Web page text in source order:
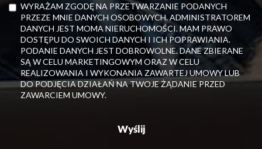
WYRAŻAM ZGODĘ NA PRZETWARZANIE PODANYCH
PRZEZE MNIE DANYCH OSOBOWYCH. ADMINISTRATOREM
DANYCH JEST MOMA NIERUCHOMOŚCI. MAM PRAWO
DOSTĘPU DO SWOICH DANYCH I ICH POPRAWIANIA.
PODANIE DANYCH JEST DOBROWOLNE. DANE ZBIERANE
SĄ W CELU MARKETINGOWYM ORAZ W CELU
REALIZOWANIA I WYKONANIA ZAWARTEJ UMOWY LUB
DO PODJĘCIA DZIAŁAŃ NA TWOJE ŻĄDANIE PRZED
ZAWARCIEM UMOWY.